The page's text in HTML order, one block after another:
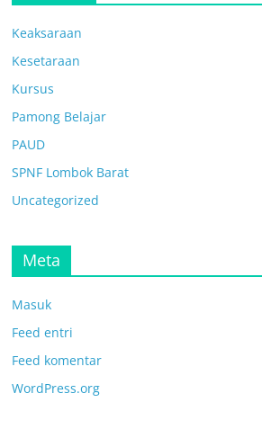
Keaksaraan
Kesetaraan
Kursus
Pamong Belajar
PAUD
SPNF Lombok Barat
Uncategorized
Meta
Masuk
Feed entri
Feed komentar
WordPress.org